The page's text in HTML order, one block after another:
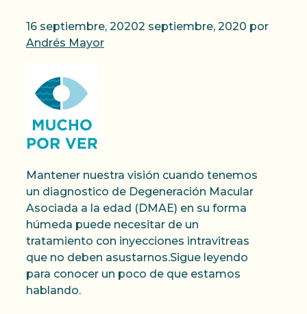
16 septiembre, 20202 septiembre, 2020 por
Andrés Mayor
Mantener nuestra visión cuando tenemos
un diagnostico de Degeneración Macular
Asociada a la edad (DMAE) en su forma
húmeda puede necesitar de un
tratamiento con inyecciones intravitreas
que no deben asustarnos.Sigue leyendo
para conocer un poco de que estamos
hablando.